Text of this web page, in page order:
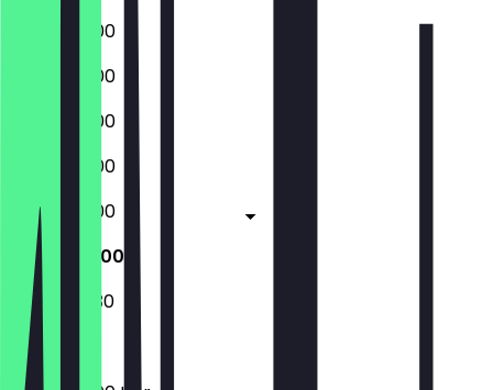
06:30 - 18:00
06:30 - 18:00
06:30 - 18:00
06:30 - 18:00
06:30 - 18:00
06:30 - 17:00
07:30 - 10:30